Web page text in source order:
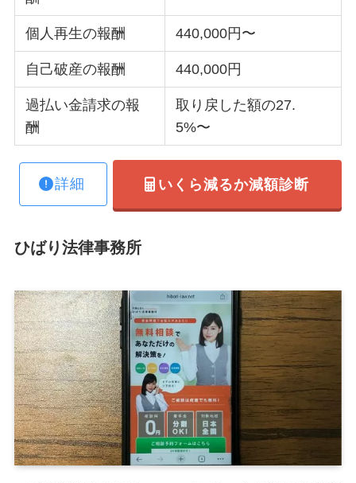
個人再生の報酬 440,000円〜
自己破産の報酬 440,000円
過払い金請求の報
酬
取り戻した額の27.
5%〜
詳細 いくら減るか減額診断
ひばり法律事務所